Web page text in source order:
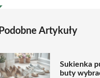
Podobne Artykuły
Sukienka
buty